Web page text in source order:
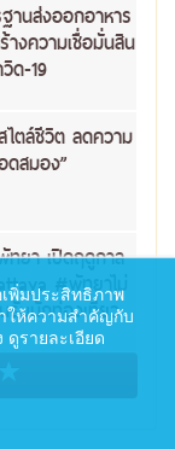
เพิ่มประสิทธิภาพ
ให้ความสำคัญกับ
รายละเอียด
านส่งออกอาหาร
างความเชื่อมั่นสิน
ด-19
ไตล์ชีวิต ลดความ
ดสมอง”
ยา เปิดฤดูกาล
#พัทยาไม่
รับนักท่องเที่ยว